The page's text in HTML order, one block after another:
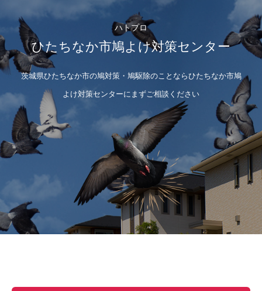
ハトプロ
ひたちなか市鳩よけ対策センター
茨城県ひたちなか市の鳩対策・鳩駆除のことならひたちなか市鳩
よけ対策センターにまずご相談ください